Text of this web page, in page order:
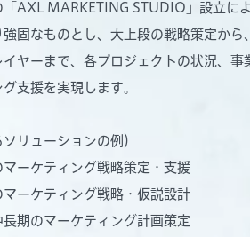
「AXL MARKETING STUDIO」設立
強固なものとし、大上段の戦略策定か
イヤーまで、各プロジェクトの状況、
支援を実現します。
ソリューションの例）
マーケティング戦略策定・支援
マーケティング戦略・仮説設計
長期のマーケティング計画策定